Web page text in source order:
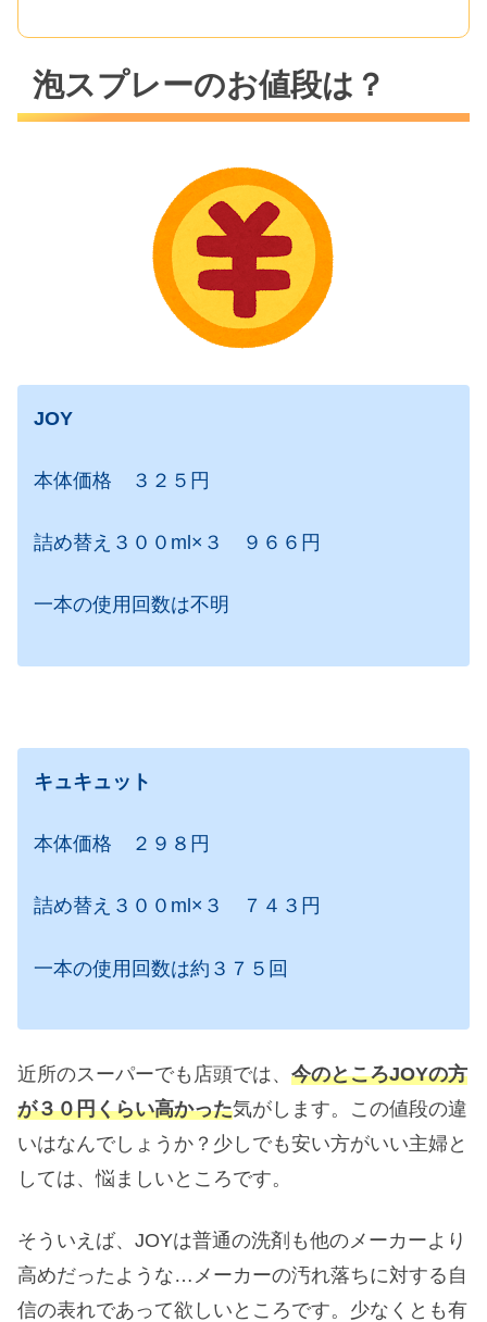
泡スプレーのお値段は？
JOY
本体価格 ３２５円
詰め替え３００ml×３ ９６６円
一本の使用回数は不明
キュキュット
本体価格 ２９８円
詰め替え３００ml×３ ７４３円
一本の使用回数は約３７５回
近所のスーパーでも店頭では、 今のところJOYの方
が３０円くらい高かった気がします。この値段の違
いはなんでしょうか？少しでも安い方がいい主婦と
しては、悩ましいところです。
そういえば、JOYは普通の洗剤も他のメーカーより
高めだったような…メーカーの汚れ落ちに対する自
信の表れであって欲しいところです。少なくとも有